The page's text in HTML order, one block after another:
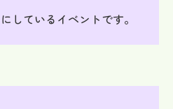
しているイベントです。